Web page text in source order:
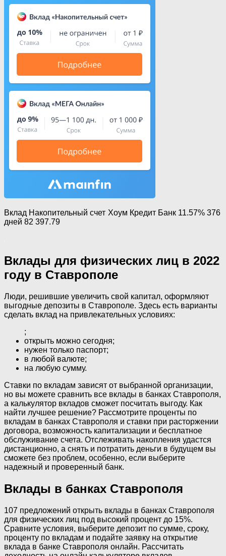
Вклад Накопительный счет Хоум Кредит Банк 11.57% 376
дней 82 397.79
Вклады для физических лиц в 2022
году в Ставрополе
Люди, решившие увеличить свой капитал, оформляют
выгодные депозиты в Ставрополе. Здесь есть варианты
сделать вклад на привлекательных условиях:
;
открыть можно сегодня;
нужен только паспорт;
в любой валюте;
на любую сумму.
Ставки по вкладам зависят от выбранной организации,
но вы можете сравнить все вклады в банках Ставрополя,
а калькулятор вкладов сможет посчитать выгоду. Как
найти лучшее решение? Рассмотрите проценты по
вкладам в банках Ставрополя и ставки при расторжении
договора, возможность капитализации и бесплатное
обслуживание счета. Отслеживать накопления удастся
дистанционно, а снять и потратить деньги в будущем вы
сможете без проблем, особенно, если выберите
надежный и проверенный банк.
Вклады в банках Ставрополя
107 предложений открыть вклады в банках Ставрополя
для физических лиц под высокий процент до 15%.
Сравните условия, выберите депозит по сумме, сроку,
проценту по вкладам и подайте заявку на открытие
вклада в банке Ставрополя онлайн. Рассчитать